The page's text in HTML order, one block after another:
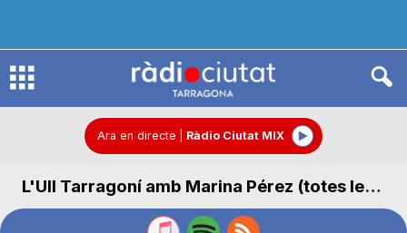
R
d
Ara en directe Ràdio Ciutat MIX
L'Ull Tarragoní amb Marina Pérez (totes les seccions)